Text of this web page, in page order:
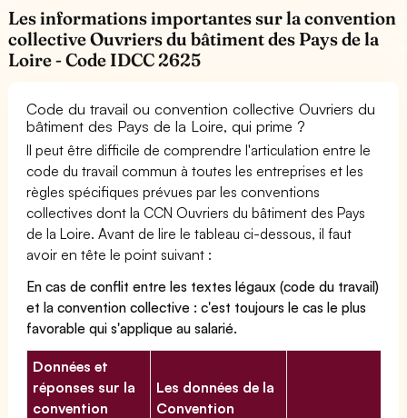
Les informations importantes sur la convention
collective Ouvriers du bâtiment des Pays de la
Loire - Code IDCC 2625
Code du travail ou convention collective Ouvriers du
bâtiment des Pays de la Loire, qui prime ?
Il peut être difficile de comprendre l'articulation entre le
code du travail commun à toutes les entreprises et les
règles spécifiques prévues par les conventions
collectives dont la CCN Ouvriers du bâtiment des Pays
de la Loire. Avant de lire le tableau ci-dessous, il faut
avoir en tête le point suivant :
En cas de conflit entre les textes légaux (code du travail)
et la convention collective : c'est toujours le cas le plus
favorable qui s'applique au salarié.
Données et
réponses sur la
convention
Les données de la
Convention